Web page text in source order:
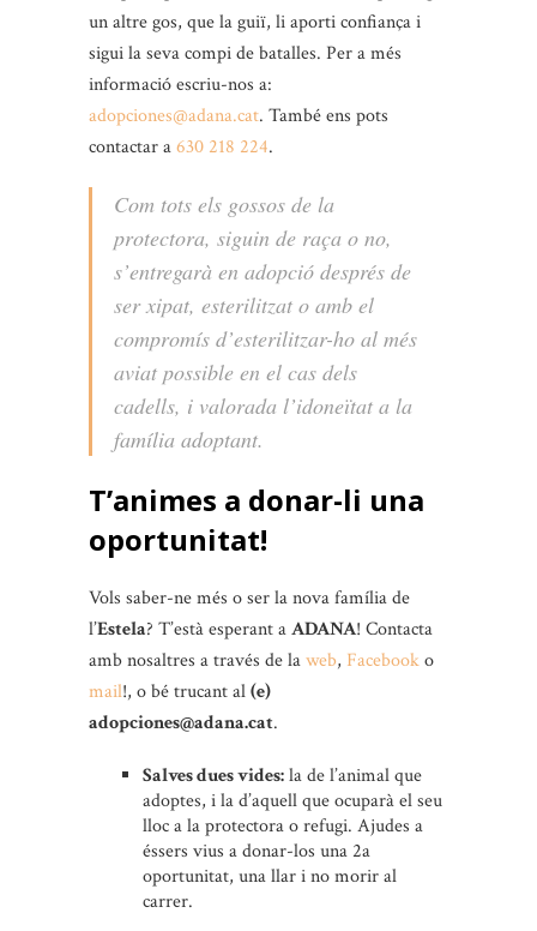
un altre gos, que la guiï, li aporti confiança i
sigui la seva compi de batalles. Per a més
informació escriu-nos a:
adopciones@adana.cat. També ens pots
contactar a630 218 224.
Com tots els gossos de la
protectora, siguin de raça o no,
s’entregarà en adopció després de
ser xipat, esterilitzat o amb el
compromís d’esterilitzar-ho al més
aviat possible en el cas dels
cadells, i valorada l’idoneïtat a la
família adoptant.
T’animes a donar-li una
oportunitat!
Vols saber-ne més o ser la nova família de
l’Estela? T’està esperant aADANA! Contacta
amb nosaltres a través de laweb, Facebooko
mail!, o bé trucant al(e)
adopciones@adana.cat.
Salves dues vides:la de l’animal que
adoptes, i la d’aquell que ocuparà el seu
lloc a la protectora o refugi. Ajudes a
éssers vius a donar-los una 2a
oportunitat, una llar i no morir al
carrer.